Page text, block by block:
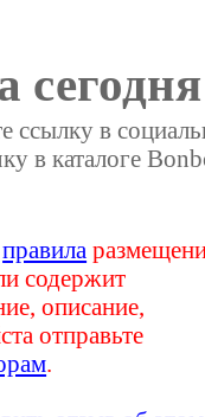
ссылку в
в каталоге
правила
содержит
описание,
отправьте